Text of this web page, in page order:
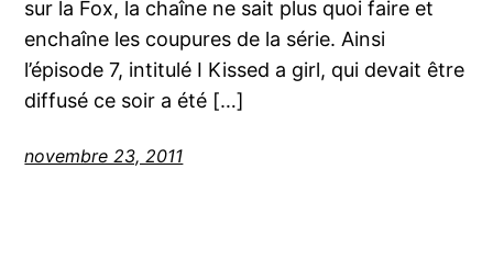
sur la Fox, la chaîne ne sait plus quoi faire et
enchaîne les coupures de la série. Ainsi
l’épisode 7, intitulé I Kissed a girl, qui devait être
diffusé ce soir a été […]
novembre 23, 2011